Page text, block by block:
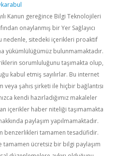
Kanun gereğince Bilgi Teknolojileri
onaylanmış bir Yer Sağlayıcı
nedenle, sitedeki içerikleri proaktif
yükümlülüğümüz bulunmamaktadır.
sorumluluğunu taşımakta olup,
kabul etmiş sayılırlar. Bu internet
şahıs şirketi ile hiçbir bağlantısı
kendi hazırladığımız makaleler
içerikler haber niteliği taşımamakta
paylaşım yapılmamaktadır.
benzerlikleri tamamen tesadüfidir.
tamamen ücretsiz bir bilgi paylaşım